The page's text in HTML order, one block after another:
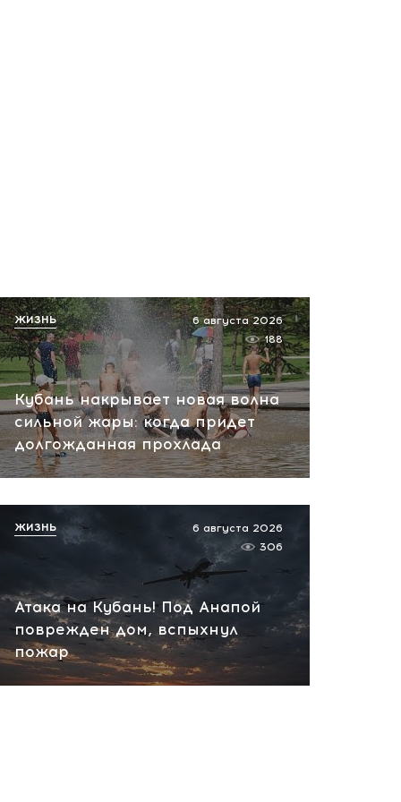
колумбийские картели
отправляют людей на
Украину
вчера, 15:26
Массовый интернет-сбой
накрыл Россию:
пользователи теряют
Кубань накрывает новая волна
сильной жары: когда придет
долгожданная прохлада
6 августа 2026
188
ЖИЗНЬ
Атака на Кубань! Под Анапой
поврежден дом, вспыхнул
пожар
6 августа 2026
306
ЖИЗНЬ